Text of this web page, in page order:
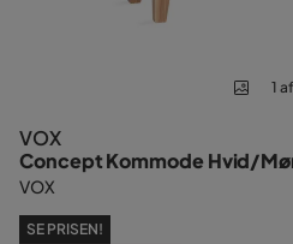
1
VOX
Concept Kommode Hvid/
VOX
SE PRISEN!